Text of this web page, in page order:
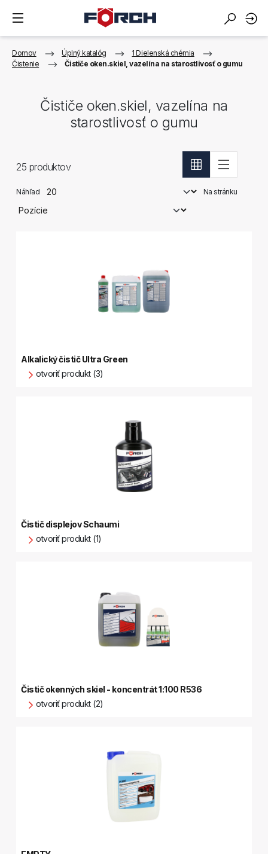
Domov Úplný katalóg
1 Dielenská chémia
Čistenie
Čističe oken.skiel, vazelína na starostlivosť o gumu
Čističe oken.skiel, vazelína na
starostlivosť o gumu
25 produktov
Náhľad Na stránku
Alkalický čistič Ultra Green
otvoriť produkt (3)
Čistič displejov Schaumi
otvoriť produkt (1)
Čistič okenných skiel - koncentrát 1:100 R536
otvoriť produkt (2)